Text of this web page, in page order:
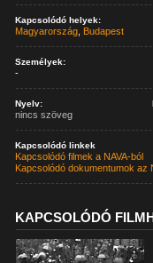
Kapcsolódó helyek:
Magyarország Budapest
Személyek:
-
Nyelv:
nincs szöveg
Kapcsolódó linkek
Kapcsolódó filmek a NAVA-ból
Kapcsolódó dokumentumok az
KAPCSOLÓDÓ